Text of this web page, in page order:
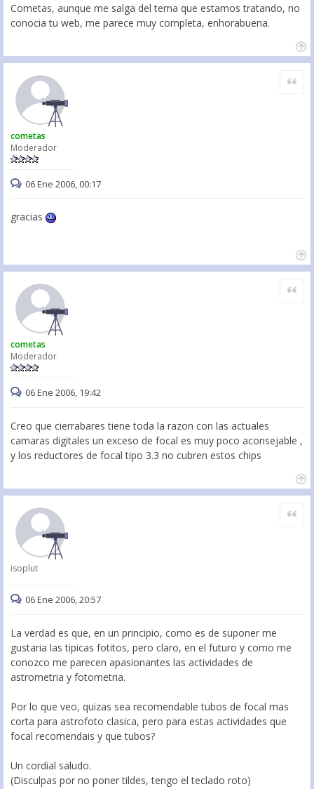
Cometas, aunque me salga del tema que estamos tratando, no
conocia tu web, me parece muy completa, enhorabuena.
cometas
Moderador
Citar
06 Ene 2006, 00:17
gracias
cometas
Moderador
Citar
06 Ene 2006, 19:42
Creo que cierrabares tiene toda la razon con las actuales
camaras digitales un exceso de focal es muy poco aconsejable ,
y los reductores de focal tipo 3.3 no cubren estos chips
isoplut
Citar
06 Ene 2006, 20:57
La verdad es que, en un principio, como es de suponer me
gustaria las tipicas fotitos, pero claro, en el futuro y como me
conozco me parecen apasionantes las actividades de
astrometria y fotometria.
Por lo que veo, quizas sea recomendable tubos de focal mas
corta para astrofoto clasica, pero para estas actividades que
focal recomendais y que tubos?
Un cordial saludo.
(Disculpas por no poner tildes, tengo el teclado roto)